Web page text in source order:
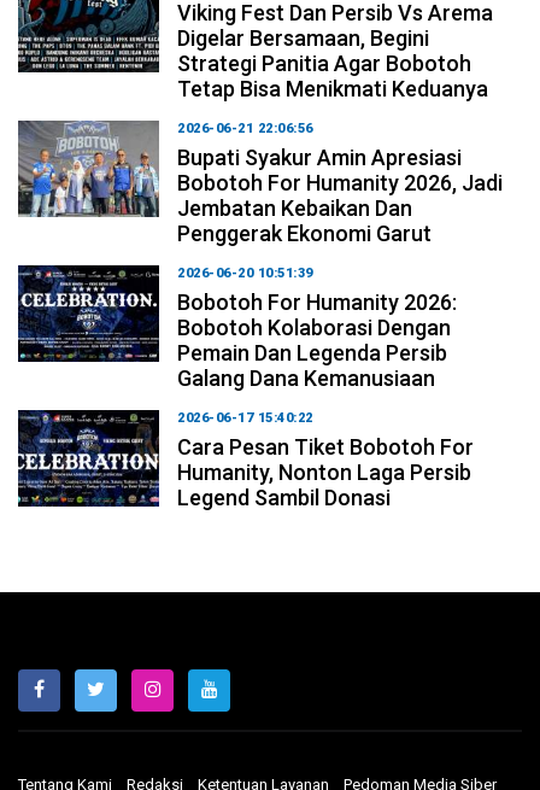
Viking Fest Dan Persib Vs Arema
Digelar Bersamaan, Begini
Strategi Panitia Agar Bobotoh
Tetap Bisa Menikmati Keduanya
2026-06-21 22:06:56
Bupati Syakur Amin Apresiasi
Bobotoh For Humanity 2026, Jadi
Jembatan Kebaikan Dan
Penggerak Ekonomi Garut
2026-06-20 10:51:39
Bobotoh For Humanity 2026:
Bobotoh Kolaborasi Dengan
Pemain Dan Legenda Persib
Galang Dana Kemanusiaan
2026-06-17 15:40:22
Cara Pesan Tiket Bobotoh For
Humanity, Nonton Laga Persib
Legend Sambil Donasi
Tentang Kami Redaksi Ketentuan Layanan Pedoman Media Siber